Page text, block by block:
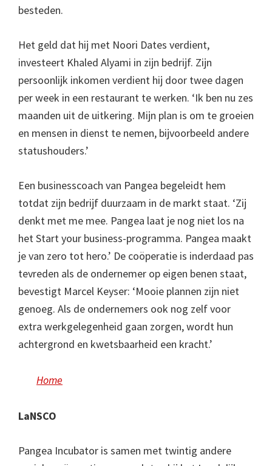
besteden.
Het geld dat hij met Noori Dates verdient,
investeert Khaled Alyami in zijn bedrijf. Zijn
persoonlijk inkomen verdient hij door twee dagen
per week in een restaurant te werken. ‘Ik ben nu zes
maanden uit de uitkering. Mijn plan is om te groeien
en mensen in dienst te nemen, bijvoorbeeld andere
statushouders.’
Een businesscoach van Pangea begeleidt hem
totdat zijn bedrijf duurzaam in de markt staat. ‘Zij
denkt met me mee. Pangea laat je nog niet los na
het Start your business-programma. Pangea maakt
je van zero tot hero.’ De coöperatie is inderdaad pas
tevreden als de ondernemer op eigen benen staat,
bevestigt Marcel Keyser: ‘Mooie plannen zijn niet
genoeg. Als de ondernemers ook nog zelf voor
extra werkgelegenheid gaan zorgen, wordt hun
achtergrond en kwetsbaarheid een kracht.’
Home
LaNSCO
Pangea Incubator is samen met twintig andere